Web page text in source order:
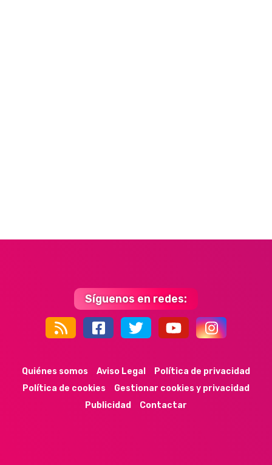
Síguenos en redes:
44k 9k 35k 352
Quiénes somos Aviso Legal
Política de privacidad
Política de cookies
Gestionar cookies y privacidad
Publicidad
Contactar